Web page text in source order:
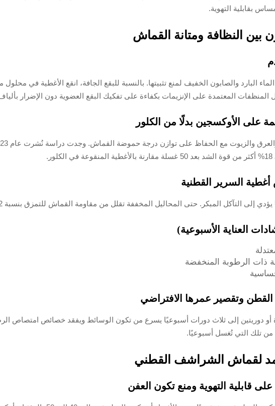
بقابلية التهوية.
بين النظافة ومتانة القماش
البارد والصابون الخفيف لمنع تثبيتها. بالنسبة للبقع الجافة، انقع الأغطية في
على الأوكسجين بدلًا من الكلور
السرير القطنية
حتى المحاليل المخففة تقلل من مقاومة القماش للتمزق بنسبة 22٪ بعد 10 غسلات (مجلة علوم الألياف 2022).
العناية الأسبوعية)
وتقصير عمرها الافتراضي
أو دوريتين إلى ثلاث دورات أسبوعيًا يسرع من تكون الوسائط ويفقد خصائص امتصاص
لقماش الشراشف القطني
قابلية التهوية ومنع تكون العفن